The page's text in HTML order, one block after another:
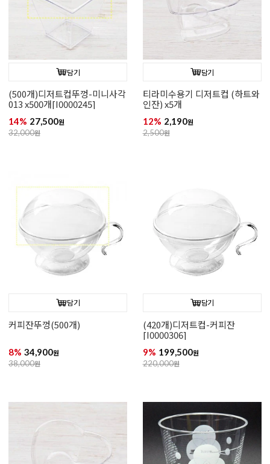
담기
(500개)디저트컵뚜껑-미니사각
013 x500개[I0000245]
14% 27,500원
32,000원
담기
티라미수용기 디저트컵 (하트와
인잔) x5개
12% 2,190원
2,500원
담기
커피잔뚜껑(500개)
8% 34,900원
38,000원
담기
(420개)디저트컵-커피잔
[I0000306]
9% 199,500원
220,000원